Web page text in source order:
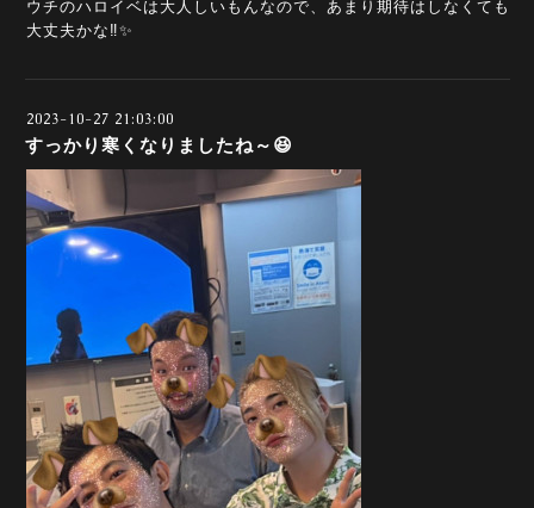
ウチのハロイベは大人しいもんなので、あまり期待はしなくても
大丈夫かな‼️✨
2023-10-27 21:03:00
すっかり寒くなりましたね～😆